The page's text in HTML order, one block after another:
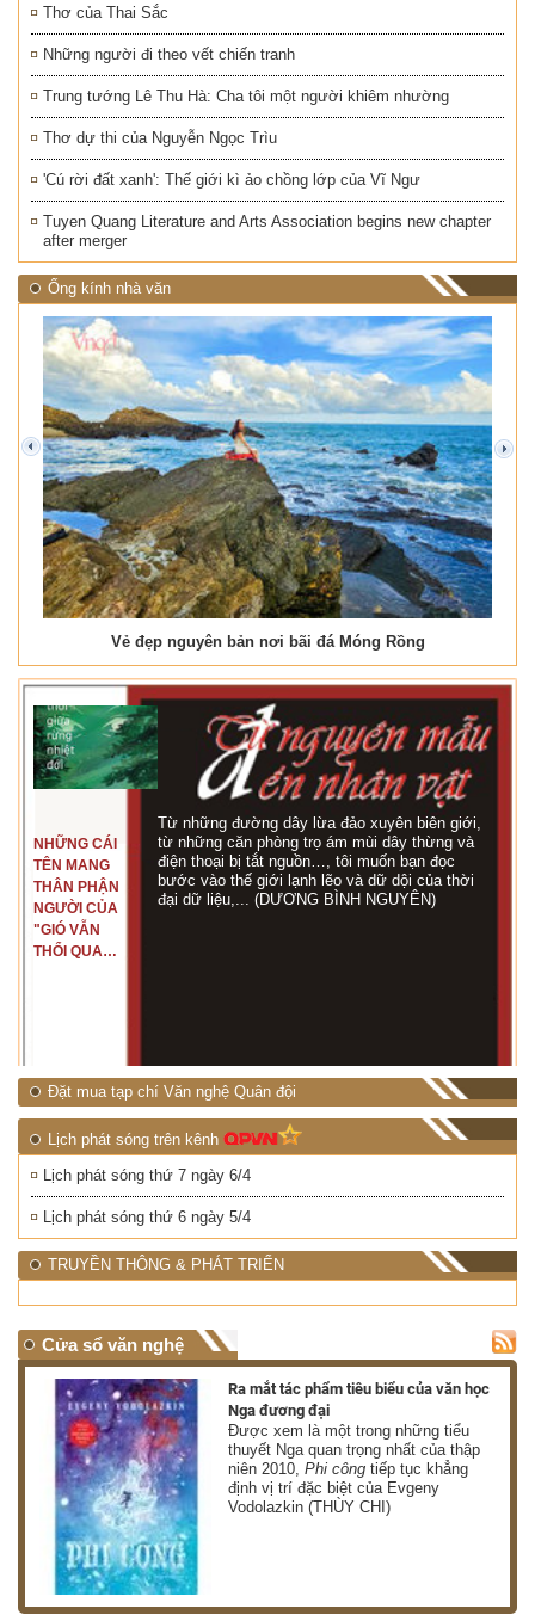
Thơ của Thai Sắc
Những người đi theo vết chiến tranh
Trung tướng Lê Thu Hà: Cha tôi một người khiêm nhường
Thơ dự thi của Nguyễn Ngọc Trìu
'Cú rời đất xanh': Thế giới kì ảo chồng lớp của Vĩ Ngư
Tuyen Quang Literature and Arts Association begins new chapter
after merger
Ống kính nhà văn
Vẻ đẹp nguyên bản nơi bãi đá Móng Rồng
prev next
NHỮNG CÁI
TÊN MANG
THÂN PHẬN
NGƯỜI CỦA
"GIÓ VẪN
THỔI QUA
Từ những đường dây lừa đảo xuyên biên giới,
từ những căn phòng trọ ám mùi dây thừng và
điện thoại bị tắt nguồn…, tôi muốn bạn đọc
bước vào thế giới lạnh lẽo và dữ dội của thời
đại dữ liệu,... (DƯƠNG BÌNH NGUYÊN)
Đặt mua tạp chí Văn nghệ Quân đội
Lịch phát sóng trên kênh
Lịch phát sóng thứ 7 ngày 6/4
Lịch phát sóng thứ 6 ngày 5/4
TRUYỀN THÔNG & PHÁT TRIỂN
Cửa sổ văn nghệ
Ra mắt tác phẩm tiêu biểu của văn học
Nga đương đại
Được xem là một trong những tiểu
thuyết Nga quan trọng nhất của thập
niên 2010,Phi công tiếp tục khẳng
định vị trí đặc biệt của Evgeny
Vodolazkin (THÙY CHI)